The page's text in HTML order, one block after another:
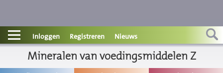
Contact
Informatie
Inloggen Registreren Nieuws
Mineralen van voedingsmiddelen Z